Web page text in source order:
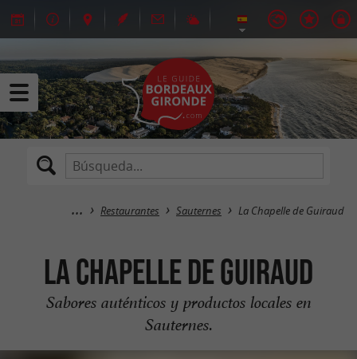
Restaurantes Sauternes La Chapelle de Guiraud
La Chapelle de Guiraud
Sabores auténticos y productos locales en
Sauternes.